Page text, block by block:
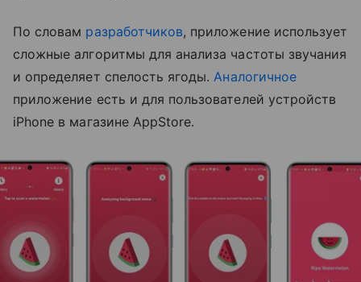
По словам разработчиков, приложение использует
сложные алгоритмы для анализа частоты звучания
и определяет спелость ягоды.Аналогичное
приложение есть и для пользователей устройств
iPhone в магазине AppStore.